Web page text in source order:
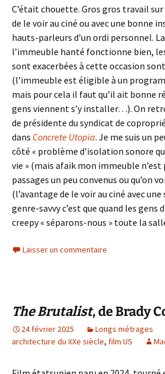
C’était chouette. Gros gros travail
de le voir au ciné ou avec une bonne
hauts-parleurs d’un ordi personnel.
l’immeuble hanté fonctionne bien,
sont exacerbées à cette occasion
(l’immeuble est éligible à un
mais pour cela il faut qu’il ait bonne
gens viennent s’y installer…). On
de présidente du syndicat de
dans Concrete Utopia. Je me suis un
côté « problème d’isolation sonore
vie » (mais afaik mon immeuble n’est
passages un peu convenus ou qu’on
(l’avantage de le voir au ciné avec
genre-savvy c’est que quand les gens
creepy « séparons-nous » toute la
Laisser un commentaire
The Brutalist, de Brady
24 février 2025 Longs métrages
architecture du XXe siècle, film US